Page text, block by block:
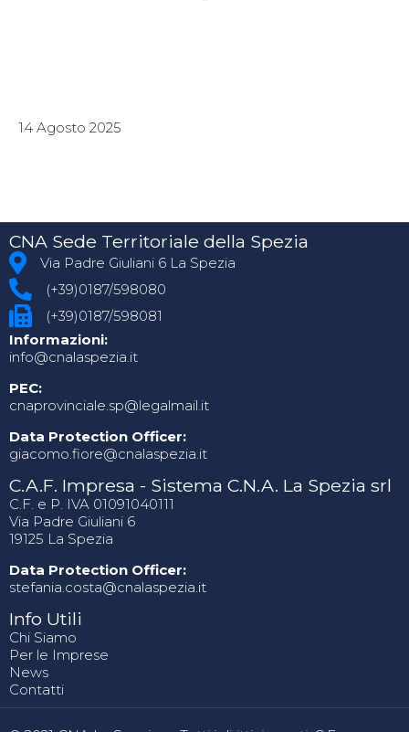
14 Agosto 2025
CNA Sede Territoriale della Spezia
Via Padre Giuliani 6 La Spezia
(+39)0187/598080
(+39)0187/598081
Informazioni:
info@cnalaspezia.it
PEC:
cnaprovinciale.sp@legalmail.it
Data Protection Officer:
giacomo.fiore@cnalaspezia.it
C.A.F. Impresa - Sistema C.N.A. La Spezia srl
C.F. e P. IVA 01091040111
Via Padre Giuliani 6
19125 La Spezia
Data Protection Officer:
stefania.costa@cnalaspezia.it
Info Utili
Chi Siamo
Per le Imprese
News
Contatti